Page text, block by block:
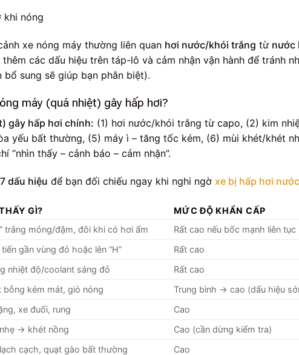
xe nóng máy thường liên quan hơi nước/khói trắng từ nước
các dấu hiệu trên táp-lô và cảm nhận vận hành để tránh
sung sẽ giúp bạn phân biệt).
máy (quá nhiệt) gây hấp hơi?
gây hấp hơi chính: (1) hơi nước/khói trắng từ capo, (2) kim
yếu bất thường, (5) máy ì – tăng tốc kém, (6) mùi khét/khét
thấy – cảnh báo – cảm nhận”.
7 dấu hiệu để bạn đối chiếu ngay khi nghi ngờ xe bị hấp hơi nước
GÌ?
MỨC ĐỘ KHẨN CẤP
trắng mỏng/đậm, đôi khi có hơi ẩm
Rất cao nếu bốc mạnh liên tục
gần vùng đỏ hoặc lên “H”
Rất cao
nhiệt độ/coolant sáng đỏ
Rất cao
bỗng kém mát, gió nóng
Trung bình → cao (dấu hiệu
xe đuối, rung
Cao
→ khét nồng
Cao (cần dừng kiểm tra)
cạch, quạt gào bất thường Cao